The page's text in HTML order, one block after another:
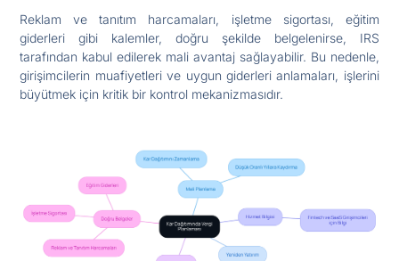
Reklam ve tanıtım harcamaları, işletme sigortası, eğitim
giderleri gibi kalemler, doğru şekilde belgelenirse, IRS
tarafından kabul edilerek mali avantaj sağlayabilir. Bu nedenle,
girişimcilerin muafiyetleri ve uygun giderleri anlamaları, işlerini
büyütmek için kritik bir kontrol mekanizmasıdır.